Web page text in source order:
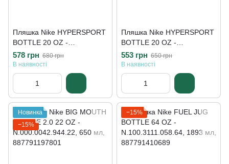
Пляшка Nike HYPERSPORT
BOTTLE 20 OZ -
N.100.0717.667.20
578 грн 680 грн
В наявності
Пляшка Nike HYPERSPORT
BOTTLE 20 OZ -
N.100.0717.611.20
553 грн 650 грн
В наявності
Новинка
−15%
−15%